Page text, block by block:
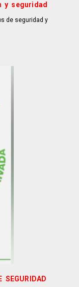
y seguridad
de seguridad y
SEGURIDAD